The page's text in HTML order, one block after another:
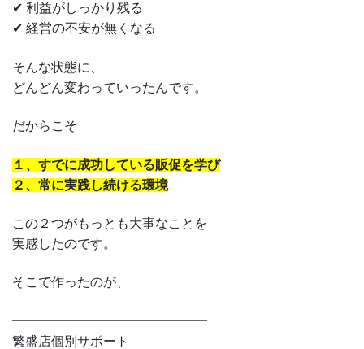
✔ 利益がしっかり残る
✔ 経営の不安が無くなる
そんな状態に、
どんどん変わっていったんです。
だからこそ
１、すでに成功している販促を学び
２、常に実践し続ける環境
この２つがもっとも大事なことを
実感したのです。
そこで作ったのが、
━━━━━━━━━━━━━━━
繁盛店個別サポート